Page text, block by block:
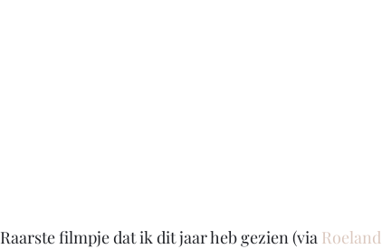
Raarste filmpje dat ik dit jaar heb gezien (via